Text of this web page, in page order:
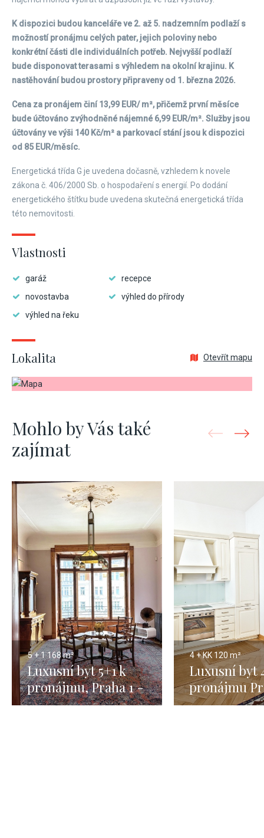
K dispozici budou kanceláře ve 2. až 5. nadzemním podlaží s
možností pronájmu celých pater, jejich poloviny nebo
konkrétní části dle individuálních potřeb. Nejvyšší podlaží
bude disponovat terasami s výhledem na okolní krajinu. K
nastěhování budou prostory připraveny od 1. března 2026.
Cena za pronájem činí 13,99 EUR/ m², přičemž první měsíce
bude účtováno zvýhodněné nájemné 6,99 EUR/m². Služby jsou
účtovány ve výši 140 Kč/m² a parkovací stání jsou k dispozici
od 85 EUR/měsíc.
Energetická třída G je uvedena dočasně, vzhledem k novele
zákona č. 406/2000 Sb. o hospodaření s energií. Po dodání
energetického štítku bude uvedena skutečná energetická třída
této nemovitosti.
Vlastnosti
garáž
recepce
novostavba
výhled do přírody
výhled na řeku
Lokalita Otevřít mapu
Mohlo by Vás také
zajímat
5 + 1168 m²
Luxusní byt 5+1 k
pronájmu, Praha 1 -
168 m2
4 + KK 120 m²
Luxusní byt
pronájmu
120 m2